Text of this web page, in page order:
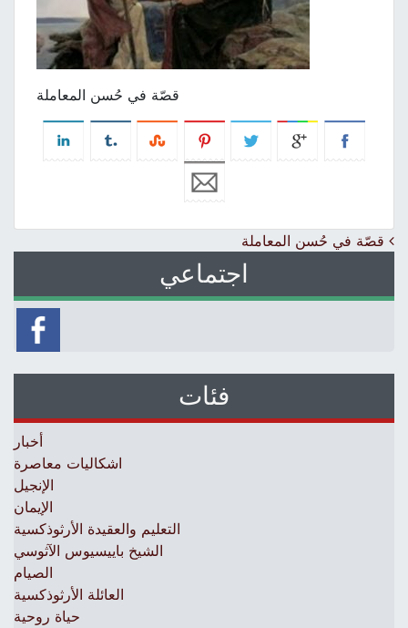
قصّة في حُسن المعاملة
Post navigation
قصّة في حُسن المعاملة
اجتماعي
فئات
أخبار
اشكاليات معاصرة
الإنجيل
الإيمان
التعليم والعقيدة الأرثوذكسية
الشيخ باييسيوس الآثوسي
الصيام
العائلة الأرثوذكسية
حياة روحية